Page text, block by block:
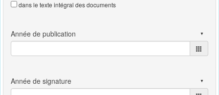
dans le texte intégral des documents